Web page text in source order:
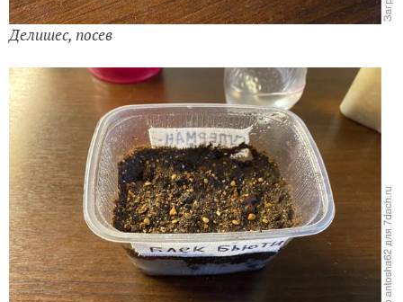
Делишес, посев